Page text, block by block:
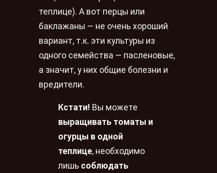
теплице). А вот перцы или
баклажаны — не очень хороший
вариант, т.к. эти культуры из
одного семейства — пасленовые,
а значит, у них общие болезни и
вредители.
Кстати! Вы можете
выращивать томаты и
огурцы в одной
теплице, необходимо
лишь соблюдать